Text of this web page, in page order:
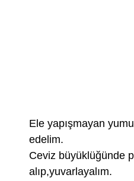
Ele yapışmayan
edelim.
Ceviz büyüklüğünde
alıp,yuvarlayalım.